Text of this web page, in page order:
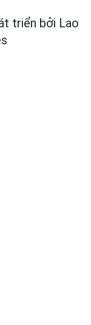
triển bởi Lao